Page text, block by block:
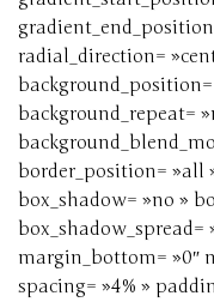
radial_direction=
background_repeat=
border_position= »all
box_shadow= »no »
box_shadow_spread=
margin_bottom= »0″
spacing= »4% »